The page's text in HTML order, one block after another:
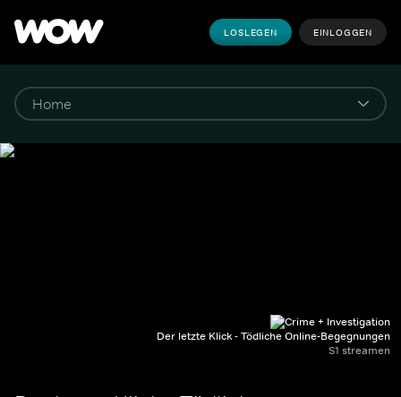
LOSLEGEN EINLOGGEN
Der letzte Klick - Tödliche Online-Begegnungen
S1 streamen